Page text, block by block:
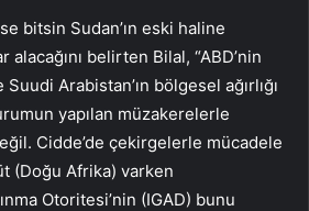
bitsin Sudan’ın eski haline
belirten Bilal, “ABD’nin
Suudi Arabistan’ın bölgesel ağırlığı
yapılan müzakerelerle
Cidde’de çekirgelerle mücadele
(Doğu Afrika) varken
Otoritesi’nin (IGAD) bunu